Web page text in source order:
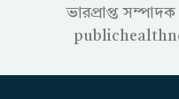
ভারপ্রাপ্ত